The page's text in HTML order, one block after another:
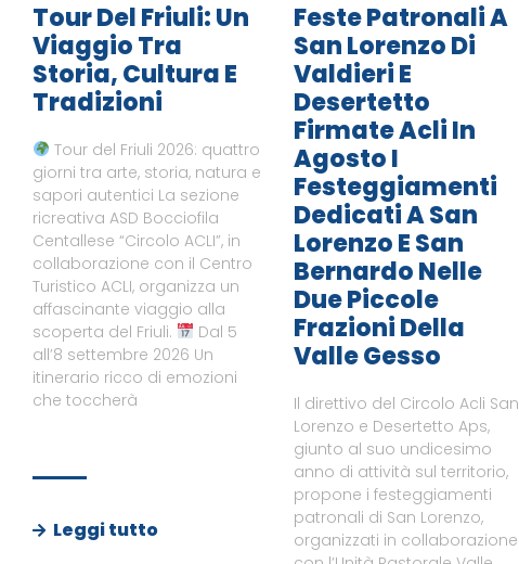
Tour Del Friuli: Un
Viaggio Tra
Storia, Cultura E
Tradizioni
Tour del Friuli 2026: quattro
giorni tra arte, storia, natura e
sapori autentici La sezione
ricreativa ASD Bocciofila
Centallese “Circolo ACLI”, in
collaborazione con il Centro
Turistico ACLI, organizza un
affascinante viaggio alla
scoperta del Friuli.
Dal 5
all’8 settembre 2026 Un
itinerario ricco di emozioni
che toccherà
Leggi tutto
Feste Patronali A
San Lorenzo Di
Valdieri E
Desertetto
Firmate Acli In
Agosto I
Festeggiamenti
Dedicati A San
Lorenzo E San
Bernardo Nelle
Due Piccole
Frazioni Della
Valle Gesso
Il direttivo del Circolo Acli San
Lorenzo e Desertetto Aps,
giunto al suo undicesimo
anno di attività sul territorio,
propone i festeggiamenti
patronali di San Lorenzo,
organizzati in collaborazione